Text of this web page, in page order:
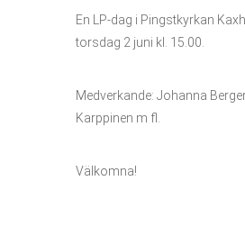
En LP-dag i Pingstkyrkan
torsdag 2 juni kl. 15.00.
Medverkande: Johanna
Karppinen m fl.
Välkomna!